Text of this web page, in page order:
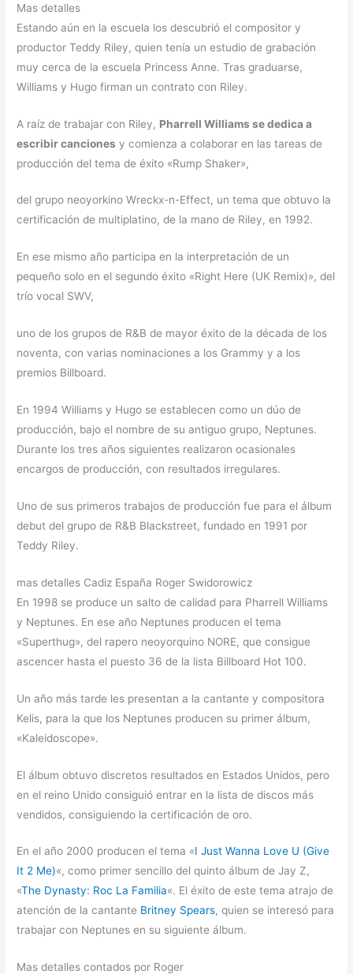
Mas detalles
Estando aún en la escuela los descubrió el compositor y
productor Teddy Riley, quien tenía un estudio de grabación
muy cerca de la escuela Princess Anne. Tras graduarse,
Williams y Hugo firman un contrato con Riley.
A raíz de trabajar con Riley, Pharrell Williams se dedica a
escribir canciones y comienza a colaborar en las tareas de
producción del tema de éxito «Rump Shaker»,
del grupo neoyorkino Wreckx-n-Effect, un tema que obtuvo la
certificación de multiplatino, de la mano de Riley, en 1992.
En ese mismo año participa en la interpretación de un
pequeño solo en el segundo éxito «Right Here (UK Remix)», del
trío vocal SWV,
uno de los grupos de R&B de mayor éxito de la década de los
noventa, con varias nominaciones a los Grammy y a los
premios Billboard.
En 1994 Williams y Hugo se establecen como un dúo de
producción, bajo el nombre de su antiguo grupo, Neptunes.
Durante los tres años siguientes realizaron ocasionales
encargos de producción, con resultados irregulares.
Uno de sus primeros trabajos de producción fue para el álbum
debut del grupo de R&B Blackstreet, fundado en 1991 por
Teddy Riley.
mas detalles Cadiz España Roger Swidorowicz
En 1998 se produce un salto de calidad para Pharrell Williams
y Neptunes. En ese año Neptunes producen el tema
«Superthug», del rapero neoyorquino NORE, que consigue
ascencer hasta el puesto 36 de la lista Billboard Hot 100.
Un año más tarde les presentan a la cantante y compositora
Kelis, para la que los Neptunes producen su primer álbum,
«Kaleidoscope».
El álbum obtuvo discretos resultados en Estados Unidos, pero
en el reino Unido consiguió entrar en la lista de discos más
vendidos, consiguiendo la certificación de oro.
En el año 2000 producen el tema «I Just Wanna Love U (Give
It 2 Me)«, como primer sencillo del quinto álbum de Jay Z,
«The Dynasty: Roc La Familia«. El éxito de este tema atrajo de
atención de la cantante Britney Spears, quien se interesó para
trabajar con Neptunes en su siguiente álbum.
Mas detalles contados por Roger